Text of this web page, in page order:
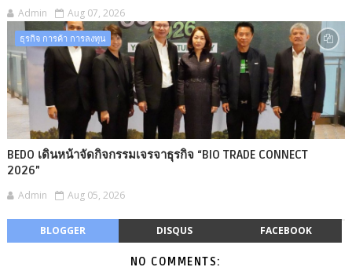
Admin Aug 07, 2026
ธุรกิจ การค้า การลงทุน
BEDO เดินหน้าจัดกิจกรรมเจรจาธุรกิจ “BIO TRADE CONNECT
2026”
Admin Aug 05, 2026
BLOGGER DISQUS FACEBOOK
NO COMMENTS: